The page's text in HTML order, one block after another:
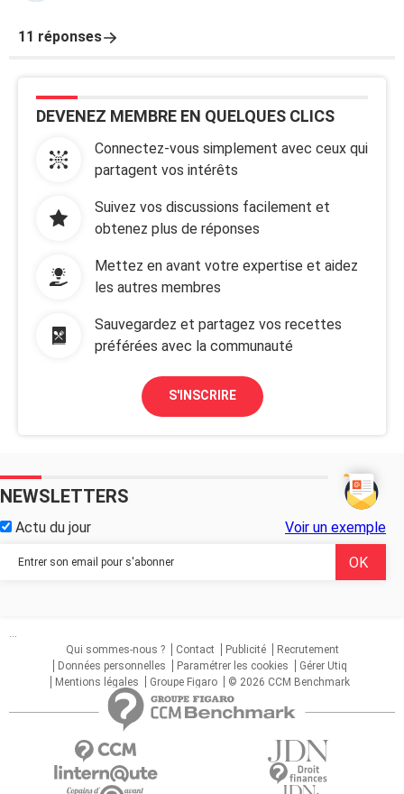
11 réponses
DEVENEZ MEMBRE EN QUELQUES CLICS
Connectez-vous simplement avec ceux qui
partagent vos intérêts
Suivez vos discussions facilement et
obtenez plus de réponses
Mettez en avant votre expertise et aidez
les autres membres
Sauvegardez et partagez vos recettes
préférées avec la communauté
S'INSCRIRE
NEWSLETTERS
Actu du jour Voir un exemple
...
Qui sommes-nous ?
Contact Publicité
Recrutement
Données personnelles
Paramétrer les cookies
Gérer Utiq
Mentions légales
Groupe Figaro © 2026 CCM Benchmark